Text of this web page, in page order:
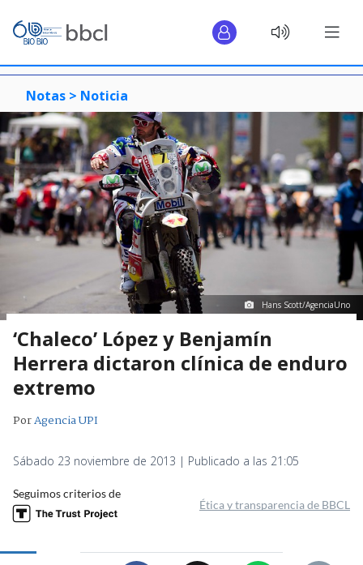
Notas > Noticia
Hans Scott/AgenciaUno
‘Chaleco’ López y Benjamín
Herrera dictaron clínica de enduro
extremo
PorAgencia UPI
Sábado 23 noviembre de 2013 | Publicado a las 21:05
Seguimos criterios de
Ética y transparencia de BBCL